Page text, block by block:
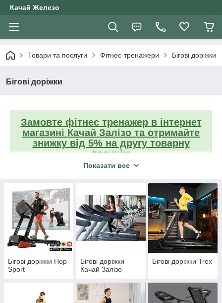
Качай Железо
Товари та послуги Фітнес-тренажери Бігові доріжки
Бігові доріжки
Замовте фітнес тренажер в інтернет
магазині Качай Залізо та отримайте
знижку від 5% на другу товарну
позицію
Степери
Велотренажери
Орбітреки
Гребні тренажери
Батути для фітнесу
Повернутися на головну
Показати все
Бігові доріжки Hop-
Sport
Бігові доріжки
Качай Залізо
Бігові доріжки Trex